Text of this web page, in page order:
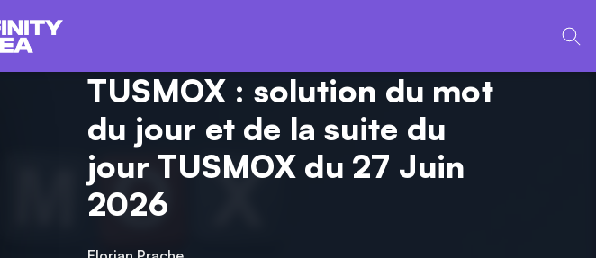
TUSMOX : solution du mot
du jour et de la suite du
jour TUSMOX du 27 Juin
2026